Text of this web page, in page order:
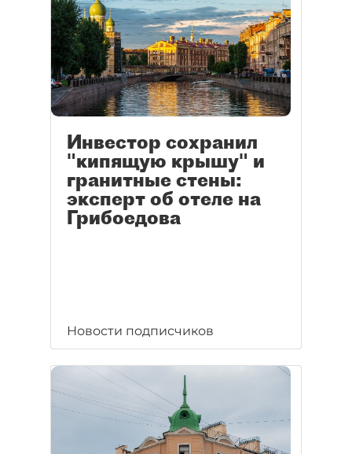
Инвестор сохранил
"кипящую крышу" и
гранитные стены:
эксперт об отеле на
Грибоедова
Новости подписчиков